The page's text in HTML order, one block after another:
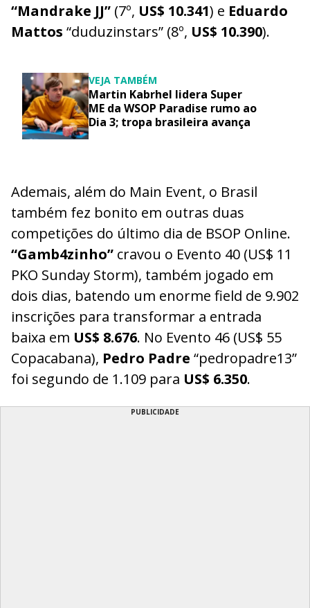
“Mandrake JJ” (7º, US$ 10.341) e Eduardo
Mattos “duduzinstars” (8º, US$ 10.390).
VEJA TAMBÉM
Martin Kabrhel lidera Super
ME da WSOP Paradise rumo ao
Dia 3; tropa brasileira avança
Ademais, além do Main Event, o Brasil
também fez bonito em outras duas
competições do último dia de BSOP Online.
“Gamb4zinho” cravou o Evento 40 (US$ 11
PKO Sunday Storm), também jogado em
dois dias, batendo um enorme field de 9.902
inscrições para transformar a entrada
baixa em US$ 8.676. No Evento 46 (US$ 55
Copacabana), Pedro Padre “pedropadre13”
foi segundo de 1.109 para US$ 6.350.
PUBLICIDADE